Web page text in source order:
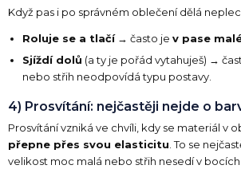
Když pas i po správném oblečení dělá
Roluje se a tlačí→ často je v pase
Sjíždí dolů (a ty je pořád vytahuješ) →
nebo střih neodpovídá typu postavy.
4) Prosvítání: nejčastěji nejde o
Prosvítání vzniká ve chvíli, kdy se materiál v
přepne přes svou elasticitu . To se
velikost moc malá nebo střih nesedí v bocích.